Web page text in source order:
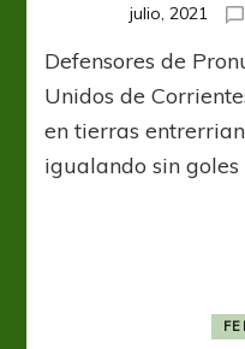
julio, 2021
Defensores de
Unidos de
en tierras
igualando sin goles